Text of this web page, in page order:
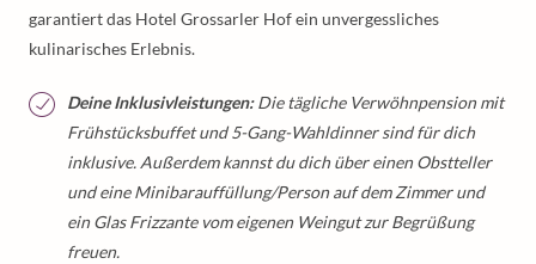
garantiert das Hotel Grossarler Hof ein unvergessliches
kulinarisches Erlebnis.
Deine Inklusivleistungen:Die tägliche Verwöhnpension mit
Frühstücksbuffet und 5-Gang-Wahldinner sind für dich
inklusive. Außerdem kannst du dich über einen Obstteller
und eine Minibarauffüllung/Person auf dem Zimmer und
ein Glas Frizzante vom eigenen Weingut zur Begrüßung
freuen.